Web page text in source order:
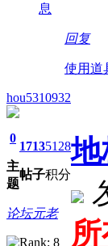
息
回复
使用道
hou5310932
0
主
题
1713
帖子
5128
积分
论坛元老
地